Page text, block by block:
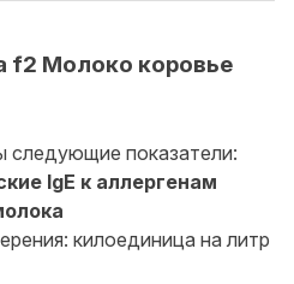
f2 Молоко коровье
следующие показатели:
IgE к аллергенам
килоединица на литр